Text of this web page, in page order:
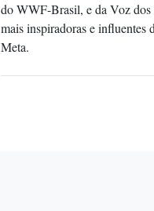
do WWF-Brasil, e da Voz
mais inspiradoras e
Meta.